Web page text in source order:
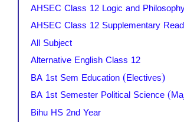
AHSEC Class 12 Logic and
AHSEC Class 12 Supplementary
All Subject
Alternative English Class 12
BA 1st Sem Education (Electives)
BA 1st Semester Political Science
Bihu HS 2nd Year